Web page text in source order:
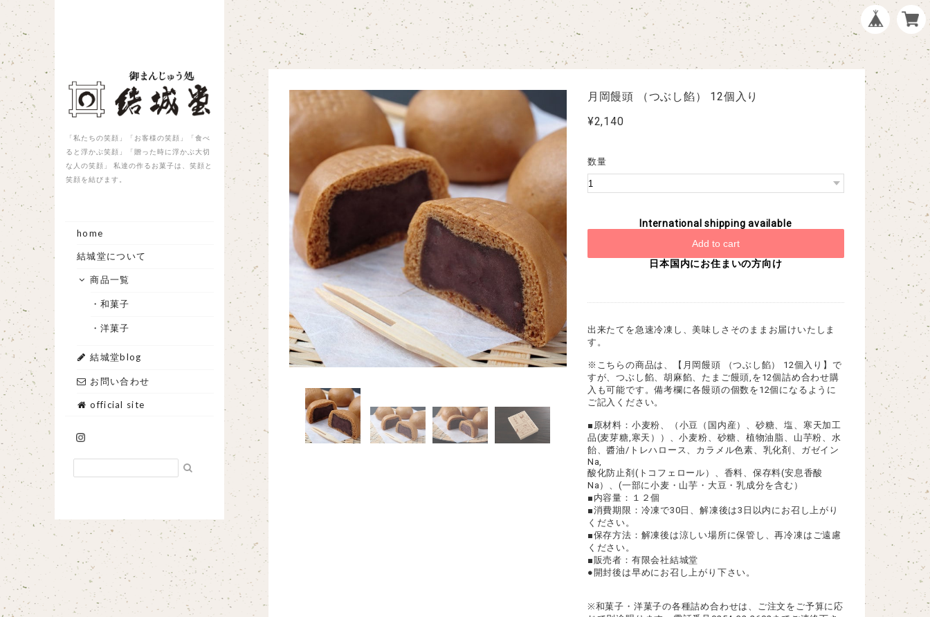
「私たちの笑顔」「お客様の笑顔」「食べ
ると浮かぶ笑顔」「贈った時に浮かぶ大切
な人の笑顔」 私達の作るお菓子は、笑顔と
笑顔を結びます。
home
結城堂について
商品一覧
・和菓子
・洋菓子
結城堂blog
お問い合わせ
official site
月岡饅頭 （つぶし餡） 12個入り
¥2,140
数量
International shipping available
Add to cart
日本国内にお住まいの方向け
出来たてを急速冷凍し、美味しさそのままお届けいたしま
す。
※こちらの商品は、【月岡饅頭 （つぶし餡） 12個入り】で
すが、つぶし餡、胡麻餡、たまご饅頭,を12個詰め合わせ購
入も可能です。備考欄に各饅頭の個数を12個になるように
ご記入ください。
■原材料：小麦粉、（小豆（国内産）、砂糖、塩、寒天加工
品(麦芽糖,寒天））、小麦粉、砂糖、植物油脂、山芋粉、水
飴、醬油/トレハロース、カラメル色素、乳化剤、ガゼイン
Na,
酸化防止剤(トコフェロール）、香料、保存料(安息香酸
Na）、(一部に小麦・山芋・大豆・乳成分を含む）
■内容量：１２個
■消費期限：冷凍で30日、解凍後は3日以内にお召し上がり
ください。
■保存方法：解凍後は涼しい場所に保管し、再冷凍はご遠慮
ください。
■販売者：有限会社結城堂
●開封後は早めにお召し上がり下さい。
※和菓子・洋菓子の各種詰め合わせは、ご注文をご予算に応